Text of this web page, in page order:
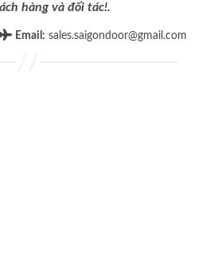
hàng và đối tác!.
Email : sales.saigondoor@gmail.com